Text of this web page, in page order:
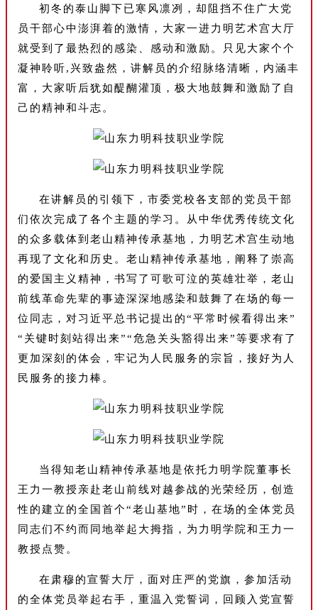
初冬的泰山脚下已寒风凛冽，却阻挡不住广大党
员干部心中澎湃着的激情，大家一进力明艺术宫大厅
就受到了最热烈的感染、感动和激励。只见大家个个
凝神聆听,兴致盎然，讲解员的介绍脉络清晰，内涵丰
富，大家听后犹如醍醐灌顶，极大地鼓舞和激励了自
己的精神和斗志。
在讲解员的引领下，市委党校各支部的党员干部
们依次完成了各个主题的学习。从中华优秀传统文化
的众多载体到老山精神传承基地，力明艺术宫生动地
再现了文化和历史。老山精神传承基地，阐释了崇高
的爱国主义精神，书写了可歌可泣的英雄壮举，老山
前线革命先辈的事迹深深地感染和鼓舞了在场的每一
位同志，对习近平总书记提出的“平常时候看得出来”
“关键时刻站得出来”“危急关头豁得出来”等要求有了
更加深刻的体会，牢记为人民服务的宗旨，接好为人
民服务的接力棒。
当得知老山精神传承基地是依托力明学院董事长
王力一教授亲赴老山前线对越参战的光荣经历，创造
性的建立的全国首个“老山基地”时，在场的全体党员
同志们不约而同地举起大拇指，为力明学院和王力一
教授点赞。
在肃穆的宣誓大厅，面对庄严的党旗，参加活动
的全体党员举起右手，重温入党誓词，回顾入党宣誓